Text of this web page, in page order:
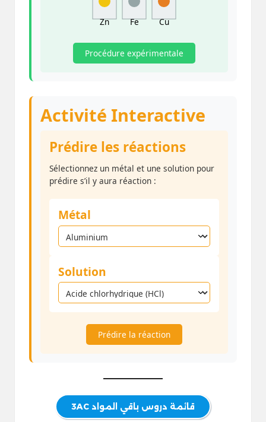
Zn Fe Cu
Procédure expérimentale
Activité Interactive
Prédire les réactions
Sélectionnez un métal et une solution pour
prédire s’il y aura réaction :
Métal
Solution
Prédire la réaction
قائمة دروس باقي المواد 3AC